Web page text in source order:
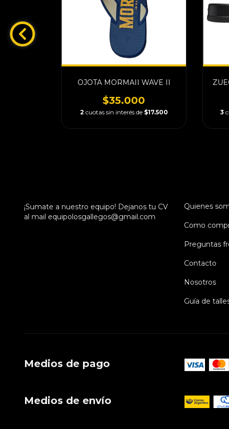
OJOTA MORMAII WAVE II
$35.000
2 cuotas sin interés de $17.500 3
¡Sumate a nuestro equipo! Dejanos tu CV
al mail equipolosgallegos@gmail.com
Quienes
Como
Preguntas
Contacto
Nosotros
Guía de
Medios de pago
Medios de envío